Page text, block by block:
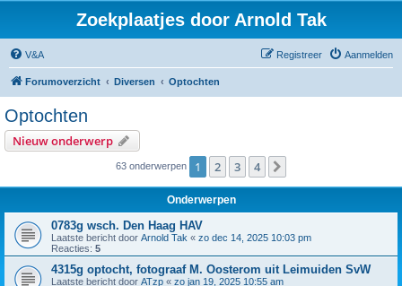
Zoekplaatjes door Arnold Tak
V&A Aanmelden
Registreer
Forumoverzicht Diversen Optochten
Optochten
Nieuw onderwerp
63 onderwerpen 1 2 3 4
Onderwerpen
0783g wsch. Den Haag HAV
Laatste bericht door Arnold Tak « zo dec 14, 2025 10:03 pm
Reacties: 5
4315g optocht, fotograaf M. Oosterom uit Leimuiden SvW
Laatste bericht door ATzp « zo jan 19, 2025 10:55 am